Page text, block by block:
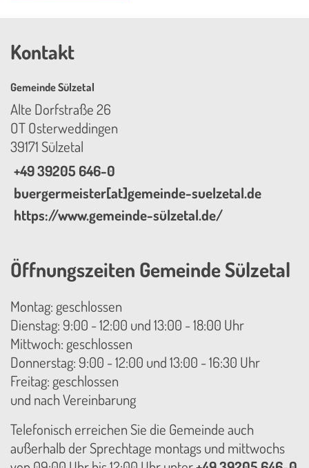
Kontakt
Gemeinde Sülzetal
Alte Dorfstraße 26
OT Osterweddingen
39171 Sülzetal
+49 39205 646-0
buergermeister[at]gemeinde-suelzetal.de
https://www.gemeinde-sülzetal.de/
Öffnungszeiten Gemeinde Sülzetal
Montag: geschlossen
Dienstag: 9:00 - 12:00 und 13:00 - 18:00 Uhr
Mittwoch: geschlossen
Donnerstag: 9:00 - 12:00 und 13:00 - 16:30 Uhr
Freitag: geschlossen
und nach Vereinbarung
Telefonisch erreichen Sie die Gemeinde auch
außerhalb der Sprechtage montags und mittwochs